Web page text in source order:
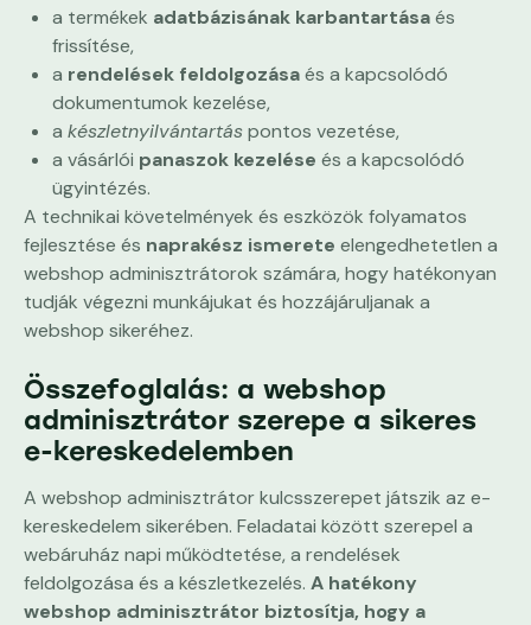
a termékek adatbázisának karbantartásaés
frissítése,
a rendelések feldolgozásaés a kapcsolódó
dokumentumok kezelése,
a készletnyilvántartáspontos vezetése,
a vásárlói panaszok kezelése és a kapcsolódó
ügyintézés.
A technikai követelmények és eszközök folyamatos
fejlesztése és naprakész ismerete elengedhetetlen a
webshop adminisztrátorok számára, hogy hatékonyan
tudják végezni munkájukat és hozzájáruljanak a
webshop sikeréhez.
Összefoglalás: a webshop
adminisztrátor szerepe a sikeres
e-kereskedelemben
A webshop adminisztrátor kulcsszerepet játszik az e-
kereskedelem sikerében. Feladatai között szerepel a
webáruház napi működtetése, a rendelések
feldolgozása és a készletkezelés. A hatékony
webshop adminisztrátor biztosítja, hogy a